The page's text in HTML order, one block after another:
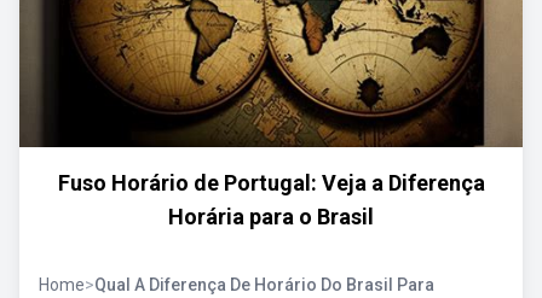
Fuso Horário de Portugal: Veja a Diferença
Horária para o Brasil
Home>Qual A Diferença De Horário Do Brasil Para